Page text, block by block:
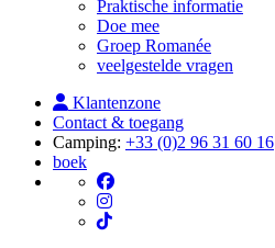
Praktische informatie
Doe mee
Groep Romanée
veelgestelde vragen
Klantenzone
Contact & toegang
Camping: +33 (0)2 96 31 60 16
boek